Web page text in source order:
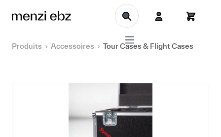
Aller au contenu principal
Produits Accessoires Tour Cases & Flight Cases